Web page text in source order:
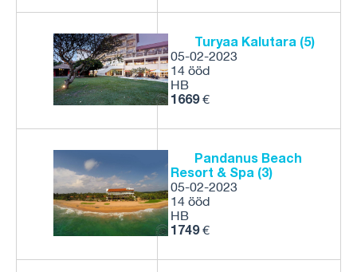
Turyaa Kalutara (5)
05-02-2023
14 ööd
HB
1669€
Pandanus Beach
Resort & Spa (3)
05-02-2023
14 ööd
HB
1749€